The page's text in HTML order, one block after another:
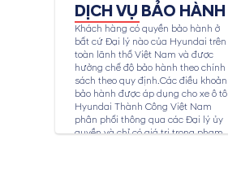
DỊCH VỤ BẢO HÀNH
Khách hàng có quyền bảo hành ở
bất cứ Đại lý nào của Hyundai trên
toàn lãnh thổ Việt Nam và được
hưởng chế độ bảo hành theo chính
sách theo quy định.Các điều khoản
bảo hành được áp dụng cho xe ô tô
Hyundai Thành Công Việt Nam
phân phối thông qua các Đại lý ủy
quyền và chỉ có giá trị trong phạm